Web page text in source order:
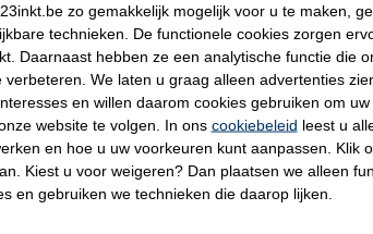
€ 227,50
€ 188,02 excl. 21% btw
Omschrijving
Deze tonerdoek trekt tonerpoeder als een magneet aan en
gewone stofdoek, die het poeder alleen verspreidt of zelfs
Zelfs de kleinste tonerdeeltjes blijven plakken. Voorkom
terechtkomt. De tonerlap kan ook worden gebruikt voor
Voor het beste resultaat dient u de doek voor gebruik in
zo gemakkelijk mogelijk voor u te maken,
technieken. De functionele cookies zorgen
Daarnaast hebben ze een analytische functie die
verbeteren. We laten u graag alleen advertenties
en willen daarom cookies gebruiken om
website te volgen. In ons cookiebeleid leest u
en hoe u uw voorkeuren kunt aanpassen. Klik
Kiest u voor weigeren? Dan plaatsen we alleen
en gebruiken we technieken die daarop lijken.